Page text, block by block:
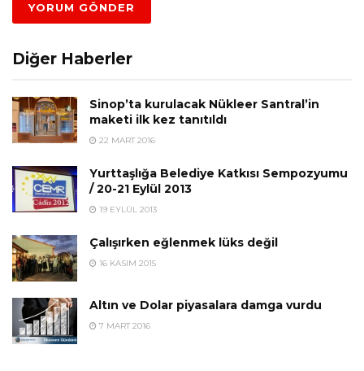
Diğer Haberler
Sinop’ta kurulacak Nükleer Santral’in
maketi ilk kez tanıtıldı
22 MART 2016
Yurttaşlığa Belediye Katkısı Sempozyumu
/ 20-21 Eylül 2013
19 EYLÜL 2013
Çalışırken eğlenmek lüks değil
16 KASIM 2015
Altın ve Dolar piyasalara damga vurdu
7 MART 2016